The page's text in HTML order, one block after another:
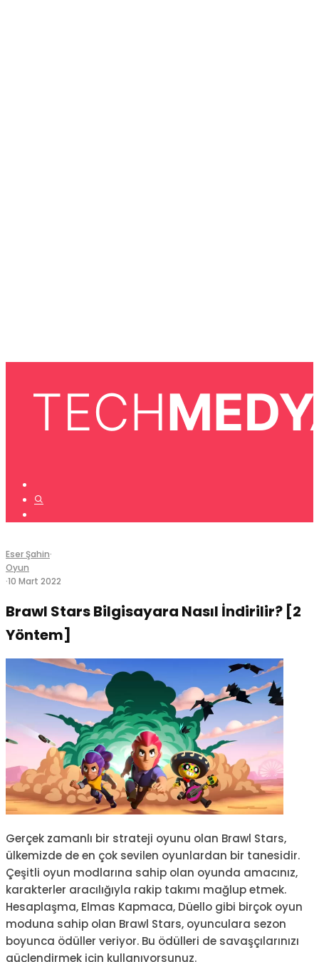
Eser Şahin·
Oyun
·10 Mart 2022
Brawl Stars Bilgisayara Nasıl İndirilir? [2
Yöntem]
Gerçek zamanlı bir strateji oyunu olan Brawl Stars,
ülkemizde de en çok sevilen oyunlardan bir tanesidir.
Çeşitli oyun modlarına sahip olan oyunda amacınız,
karakterler aracılığıyla rakip takımı mağlup etmek.
Hesaplaşma, Elmas Kapmaca, Düello gibi birçok oyun
moduna sahip olan Brawl Stars, oyunculara sezon
boyunca ödüller veriyor. Bu ödülleri de savaşçılarınızı
güçlendirmek için kullanıyorsunuz.